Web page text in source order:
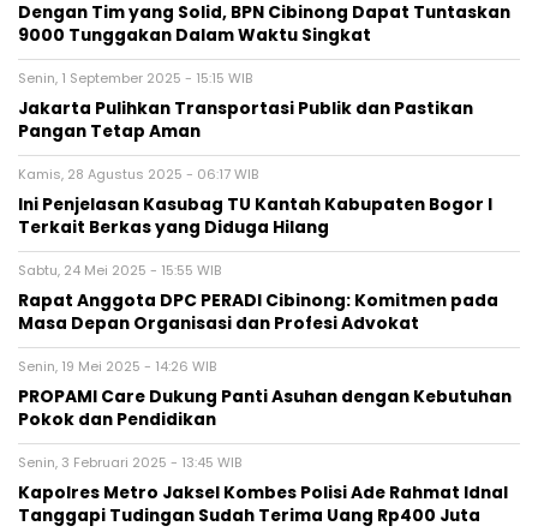
Dengan Tim yang Solid, BPN Cibinong Dapat Tuntaskan
9000 Tunggakan Dalam Waktu Singkat
Senin, 1 September 2025 - 15:15 WIB
Jakarta Pulihkan Transportasi Publik dan Pastikan
Pangan Tetap Aman
Kamis, 28 Agustus 2025 - 06:17 WIB
Ini Penjelasan Kasubag TU Kantah Kabupaten Bogor I
Terkait Berkas yang Diduga Hilang
Sabtu, 24 Mei 2025 - 15:55 WIB
Rapat Anggota DPC PERADI Cibinong: Komitmen pada
Masa Depan Organisasi dan Profesi Advokat
Senin, 19 Mei 2025 - 14:26 WIB
PROPAMI Care Dukung Panti Asuhan dengan Kebutuhan
Pokok dan Pendidikan
Senin, 3 Februari 2025 - 13:45 WIB
Kapolres Metro Jaksel Kombes Polisi Ade Rahmat Idnal
Tanggapi Tudingan Sudah Terima Uang Rp400 Juta